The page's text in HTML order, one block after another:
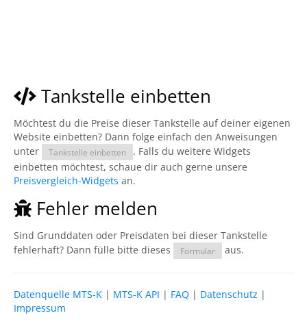
Tankstelle einbetten
Möchtest du die Preise dieser Tankstelle auf deiner eigenen
Website einbetten? Dann folge einfach den Anweisungen
unter
Tankstelle einbetten
. Falls du weitere Widgets
einbetten möchtest, schaue dir auch gerne unsere
Preisvergleich-Widgets an.
Fehler melden
Sind Grunddaten oder Preisdaten bei dieser Tankstelle
fehlerhaft? Dann fülle bitte dieses
Formular aus.
Datenquelle MTS-K | MTS-K API | FAQ | Datenschutz |
Impressum